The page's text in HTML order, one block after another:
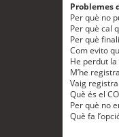
Problemes
Per què no
Per què cal
Per què
Com evito
He perdut
M’he
Vaig
Què és el
Per què no
Què fa